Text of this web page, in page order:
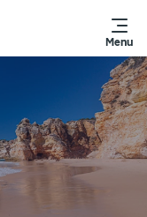
Menu